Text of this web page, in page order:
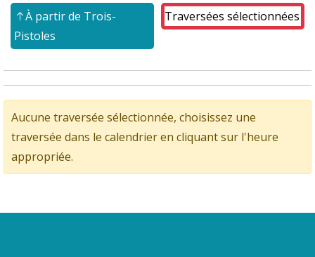
À partir de Trois-
Pistoles
Traversées sélectionnées
Aucune traversée sélectionnée, choisissez une
traversée dans le calendrier en cliquant sur l'heure
appropriée.